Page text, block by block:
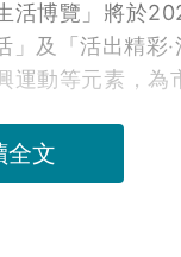
活博覽」將於
及「活出精彩
運動等元素，為
全文